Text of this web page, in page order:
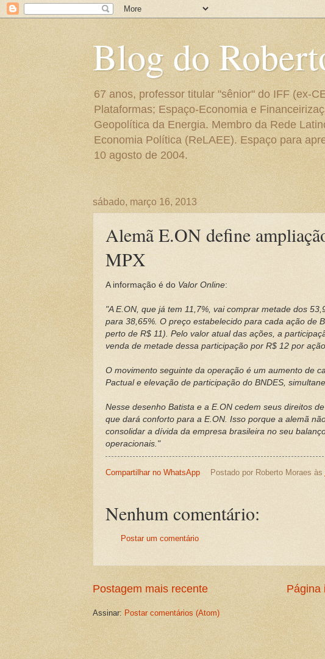
Blog do
67 anos, professor titular "sênior" do IFF (ex-
Plataformas; Espaço-Economia e
Geopolítica da Energia. Membro da Rede
Economia Política (ReLAEE). Espaço para
10 agosto de 2004.
sábado, março 16, 2013
Alemã E.ON define
MPX
A informação é do Valor Online:
"A E.ON, que já tem 11,7%, vai comprar metade dos
para 38,65%. O preço estabelecido para cada ação de
perto de R$ 11). Pelo valor atual das ações, a
venda de metade dessa participação por R$ 12 por
O movimento seguinte da operação é um aumento de
Pactual e elevação de participação do BNDES,
Nesse desenho Batista e a E.ON cedem seus direitos
que dará conforto para a E.ON. Isso porque a alemã
consolidar a dívida da empresa brasileira no seu
operacionais."
Compartilhar no WhatsApp Postado por Roberto Moraes às
Nenhum comentário:
Postar um comentário
Postagem mais recente Página
Assinar: Postar comentários (Atom)